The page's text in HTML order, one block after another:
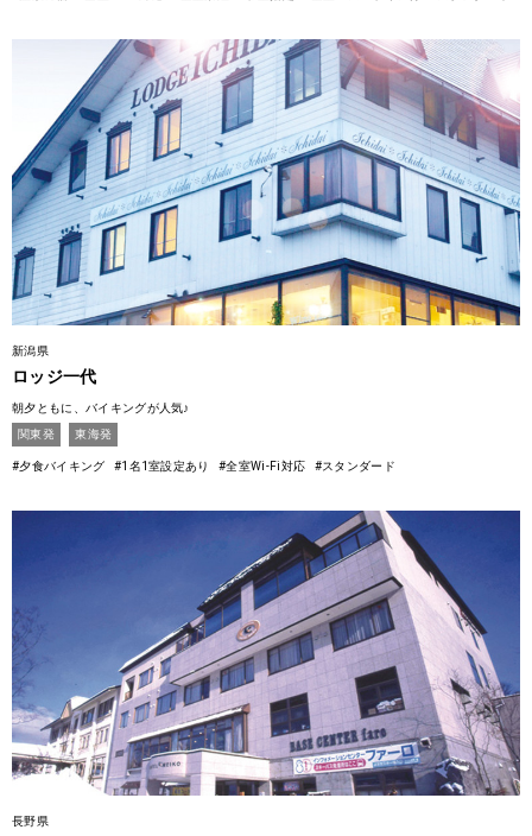
新潟県
ロッジ一代
朝夕ともに、バイキングが人気♪
関東発
東海発
#夕食バイキング #1名1室設定あり #全室Wi-Fi対応 #スタンダード
長野県